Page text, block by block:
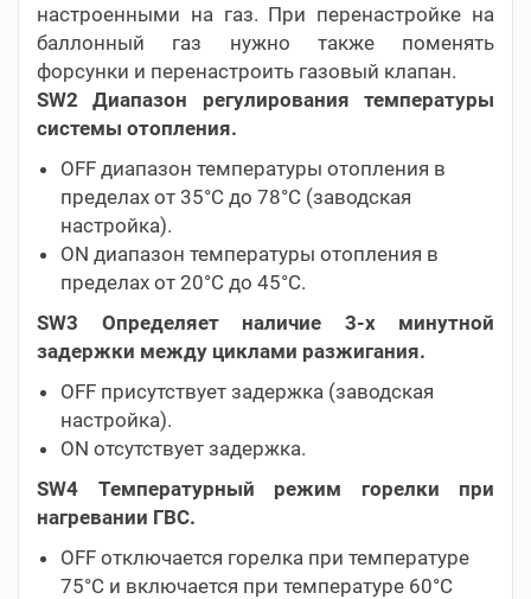
настроенными на газ. При перенастройке на
баллонный газ нужно также поменять
форсунки и перенастроить газовый клапан.
SW2 Диапазон регулирования температуры
системы отопления.
OFF диапазон температуры отопления в
пределах от 35°C до 78°C (заводская
настройка).
ON диапазон температуры отопления в
пределах от 20°C до 45°C.
SW3 Определяет наличие 3-х минутной
задержки между циклами разжигания.
OFF присутствует задержка (заводская
настройка).
ON отсутствует задержка.
SW4 Температурный режим горелки при
нагревании ГВС.
OFF отключается горелка при температуре
75°C и включается при температуре 60°C